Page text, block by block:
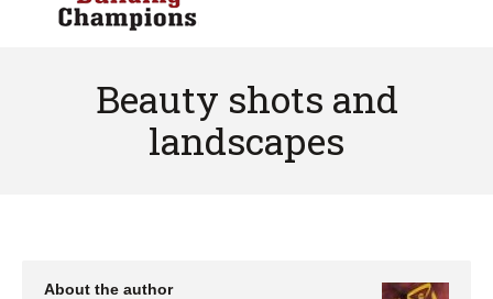
Beauty shots and
landscapes
About the author